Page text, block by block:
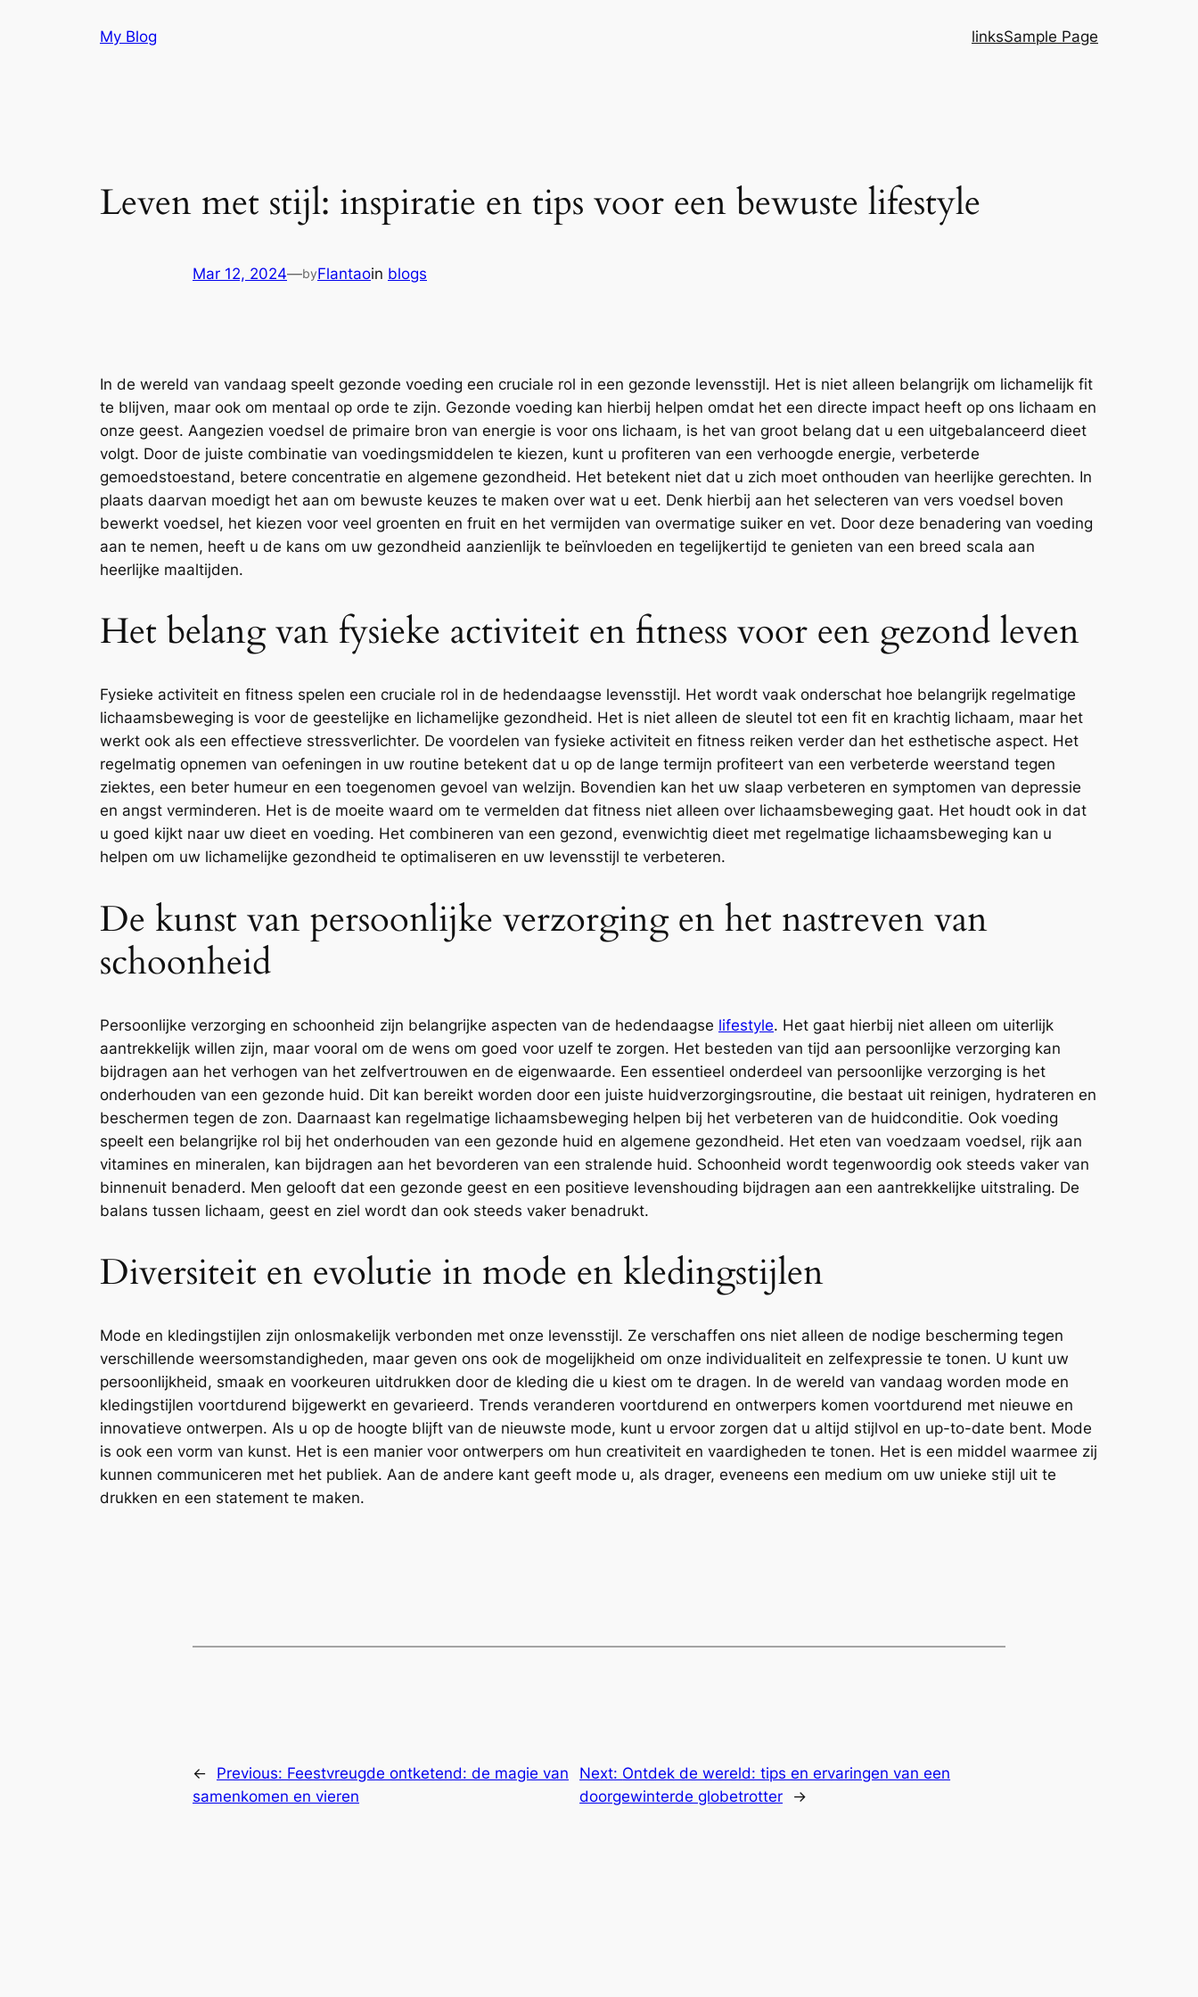
My Blog linksSample Page
Leven met stijl: inspiratie en tips voor een bewuste lifestyle
Mar 12, 2024—byFlantaoin blogs
In de wereld van vandaag speelt gezonde voeding een cruciale rol in een gezonde levensstijl. Het is niet alleen belangrijk om lichamelijk fit
te blijven, maar ook om mentaal op orde te zijn. Gezonde voeding kan hierbij helpen omdat het een directe impact heeft op ons lichaam en
onze geest. Aangezien voedsel de primaire bron van energie is voor ons lichaam, is het van groot belang dat u een uitgebalanceerd dieet
volgt. Door de juiste combinatie van voedingsmiddelen te kiezen, kunt u profiteren van een verhoogde energie, verbeterde
gemoedstoestand, betere concentratie en algemene gezondheid. Het betekent niet dat u zich moet onthouden van heerlijke gerechten. In
plaats daarvan moedigt het aan om bewuste keuzes te maken over wat u eet. Denk hierbij aan het selecteren van vers voedsel boven
bewerkt voedsel, het kiezen voor veel groenten en fruit en het vermijden van overmatige suiker en vet. Door deze benadering van voeding
aan te nemen, heeft u de kans om uw gezondheid aanzienlijk te beïnvloeden en tegelijkertijd te genieten van een breed scala aan
heerlijke maaltijden.
Het belang van fysieke activiteit en fitness voor een gezond leven
Fysieke activiteit en fitness spelen een cruciale rol in de hedendaagse levensstijl. Het wordt vaak onderschat hoe belangrijk regelmatige
lichaamsbeweging is voor de geestelijke en lichamelijke gezondheid. Het is niet alleen de sleutel tot een fit en krachtig lichaam, maar het
werkt ook als een effectieve stressverlichter. De voordelen van fysieke activiteit en fitness reiken verder dan het esthetische aspect. Het
regelmatig opnemen van oefeningen in uw routine betekent dat u op de lange termijn profiteert van een verbeterde weerstand tegen
ziektes, een beter humeur en een toegenomen gevoel van welzijn. Bovendien kan het uw slaap verbeteren en symptomen van depressie
en angst verminderen. Het is de moeite waard om te vermelden dat fitness niet alleen over lichaamsbeweging gaat. Het houdt ook in dat
u goed kijkt naar uw dieet en voeding. Het combineren van een gezond, evenwichtig dieet met regelmatige lichaamsbeweging kan u
helpen om uw lichamelijke gezondheid te optimaliseren en uw levensstijl te verbeteren.
De kunst van persoonlijke verzorging en het nastreven van
schoonheid
Persoonlijke verzorging en schoonheid zijn belangrijke aspecten van de hedendaagse lifestyle. Het gaat hierbij niet alleen om uiterlijk
aantrekkelijk willen zijn, maar vooral om de wens om goed voor uzelf te zorgen. Het besteden van tijd aan persoonlijke verzorging kan
bijdragen aan het verhogen van het zelfvertrouwen en de eigenwaarde. Een essentieel onderdeel van persoonlijke verzorging is het
onderhouden van een gezonde huid. Dit kan bereikt worden door een juiste huidverzorgingsroutine, die bestaat uit reinigen, hydrateren en
beschermen tegen de zon. Daarnaast kan regelmatige lichaamsbeweging helpen bij het verbeteren van de huidconditie. Ook voeding
speelt een belangrijke rol bij het onderhouden van een gezonde huid en algemene gezondheid. Het eten van voedzaam voedsel, rijk aan
vitamines en mineralen, kan bijdragen aan het bevorderen van een stralende huid. Schoonheid wordt tegenwoordig ook steeds vaker van
binnenuit benaderd. Men gelooft dat een gezonde geest en een positieve levenshouding bijdragen aan een aantrekkelijke uitstraling. De
balans tussen lichaam, geest en ziel wordt dan ook steeds vaker benadrukt.
Diversiteit en evolutie in mode en kledingstijlen
Mode en kledingstijlen zijn onlosmakelijk verbonden met onze levensstijl. Ze verschaffen ons niet alleen de nodige bescherming tegen
verschillende weersomstandigheden, maar geven ons ook de mogelijkheid om onze individualiteit en zelfexpressie te tonen. U kunt uw
persoonlijkheid, smaak en voorkeuren uitdrukken door de kleding die u kiest om te dragen. In de wereld van vandaag worden mode en
kledingstijlen voortdurend bijgewerkt en gevarieerd. Trends veranderen voortdurend en ontwerpers komen voortdurend met nieuwe en
innovatieve ontwerpen. Als u op de hoogte blijft van de nieuwste mode, kunt u ervoor zorgen dat u altijd stijlvol en up-to-date bent. Mode
is ook een vorm van kunst. Het is een manier voor ontwerpers om hun creativiteit en vaardigheden te tonen. Het is een middel waarmee zij
kunnen communiceren met het publiek. Aan de andere kant geeft mode u, als drager, eveneens een medium om uw unieke stijl uit te
drukken en een statement te maken.
← Previous: Feestvreugde ontketend: de magie van
samenkomen en vieren
Next: Ontdek de wereld: tips en ervaringen van een
doorgewinterde globetrotter
→